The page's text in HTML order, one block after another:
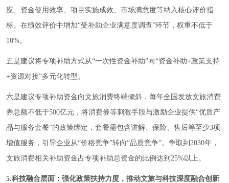
应、资金使用效率、项目实施成效、市场满意度等纳入核心评价指
标。在绩效评价中增加“受补助企业满意度调查”环节，权重不低于
10%。
五是建议将专项补助方式从“一次性资金补助”向“资金补助+政策支持
+资源对接”多元化转型。
六是建议专项补助资金向文旅消费终端倾斜，每年全国发放文旅消费
券总额不低于500亿元，将消费券等刺激手段与激励企业提供“优质产
品与服务套餐”的政策绑定，套餐需包含讲解、保险、售后等至少3项
增值服务，引导企业从“价格竞争”转向“品质竞争”。争取到2030年，
文旅消费相关补助资金占专项补助总资金的比例达到25%以上。
5.科技融合层面：强化政策扶持力度，推动文旅与科技深度融合创新